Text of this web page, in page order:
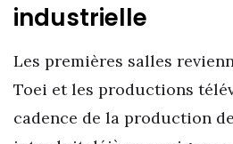
industrielle
Les premières salles
Toei et les productions
cadence de la production